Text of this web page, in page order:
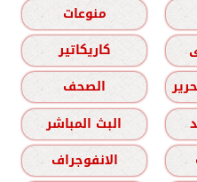
منوعات
كاريكاتير
الصحف
البث المباشر
الانفوجراف